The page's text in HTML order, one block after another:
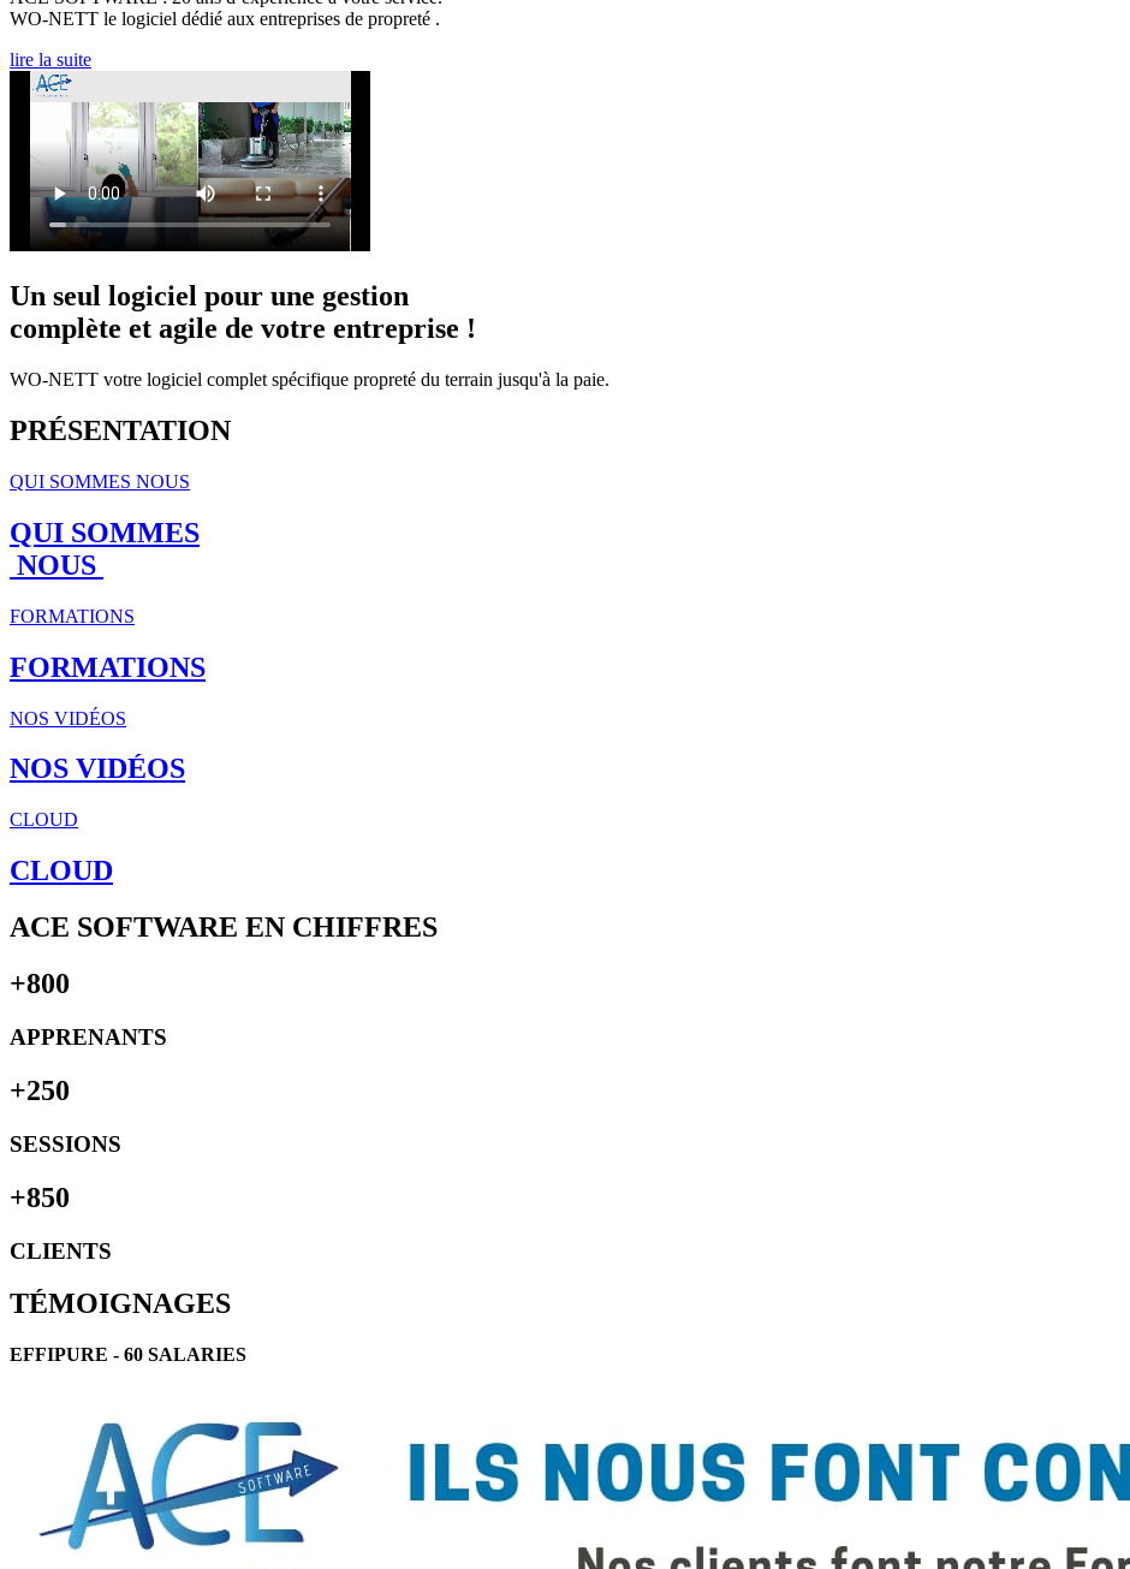
WO-NETT le logiciel dédié aux entreprises de propreté .
lire la suite
Un seul logiciel pour une gestion
complète et agile de votre entreprise !
WO-NETT votre logiciel complet spécifique propreté du terrain jusqu'à la paie.
PRÉSENTATION
QUI SOMMES NOUS
QUI SOMMES
NOUS
FORMATIONS
FORMATIONS
NOS VIDÉOS
NOS VIDÉOS
CLOUD
CLOUD
ACE SOFTWARE EN CHIFFRES
+800
APPRENANTS
+250
SESSIONS
+850
CLIENTS
TÉMOIGNAGES
EFFIPURE - 60 SALARIES